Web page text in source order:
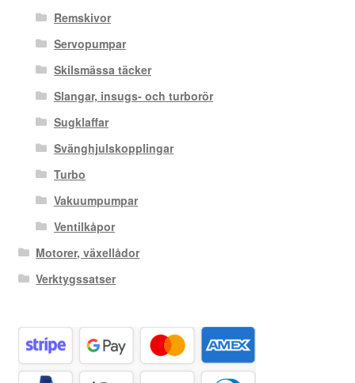
Remskivor
Servopumpar
Skilsmässa täcker
Slangar, insugs- och turborör
Sugklaffar
Svänghjulskopplingar
Turbo
Vakuumpumpar
Ventilkåpor
Motorer, växellådor
Verktygssatser